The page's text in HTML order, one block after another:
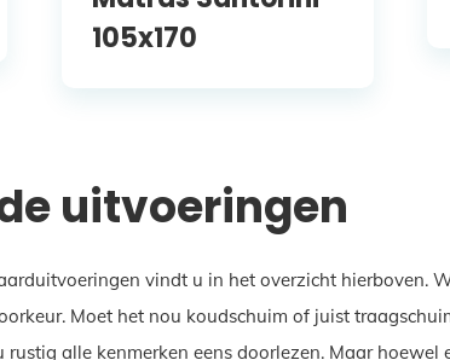
105x170
uitvoeringen
vindt u in het overzicht hierboven.
Moet het nou koudschuim of juist
alle kenmerken eens doorlezen. Maar hoewel